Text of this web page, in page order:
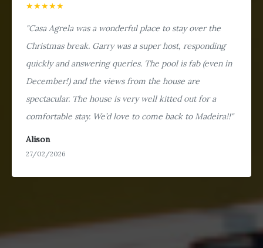
★★★★★
"Casa Agrela was a wonderful place to stay over the
Christmas break. Garry was a super host, responding
quickly and answering queries. The pool is fab (even in
December!) and the views from the house are
spectacular. The house is very well kitted out for a
comfortable stay. We’d love to come back to Madeira!!"
Alison
27/02/2026